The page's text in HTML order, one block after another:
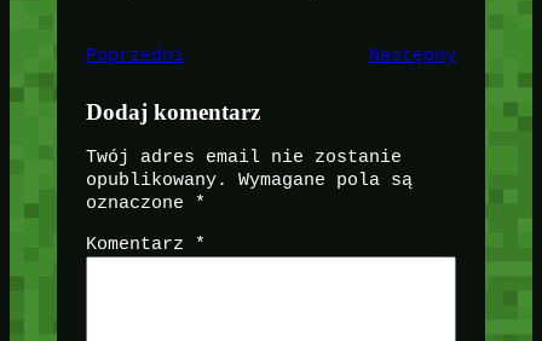
Poprzedni Następny
Dodaj komentarz
Twój adres email nie zostanie
opublikowany.
Wymagane pola są
oznaczone
*
Komentarz *